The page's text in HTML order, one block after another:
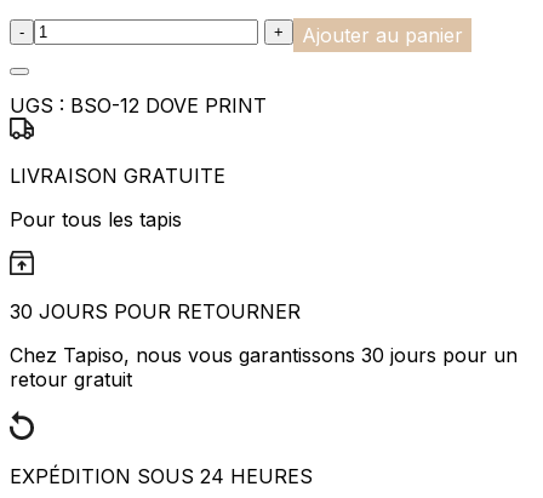
:product_name quantity
- + Ajouter au panier
UGS : BSO-12 DOVE PRINT
LIVRAISON GRATUITE
Pour tous les tapis
30 JOURS POUR RETOURNER
Chez Tapiso, nous vous garantissons 30 jours pour un
retour gratuit
EXPÉDITION SOUS 24 HEURES